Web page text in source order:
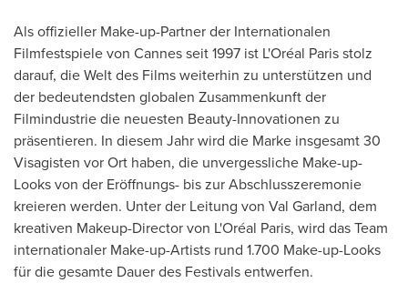
Als offizieller Make-up-Partner der Internationalen
Filmfestspiele von Cannesseit 1997 ist L'Oréal Parisstolz
darauf, die Welt des Films weiterhin zu unterstützen und
der bedeutendsten globalen Zusammenkunft der
Filmindustrie die neuesten Beauty-Innovationen zu
präsentieren. In diesem Jahr wird die Marke insgesamt 30
Visagisten vor Ort haben, die unvergessliche Make-up-
Looks von der Eröffnungs- bis zur Abschlusszeremonie
kreieren werden. Unter der Leitung von Val Garland, dem
kreativen Makeup-Director von L'Oréal Paris, wird das Team
internationaler Make-up-Artists rund 1.700 Make-up-Looks
für die gesamte Dauer des Festivals entwerfen.